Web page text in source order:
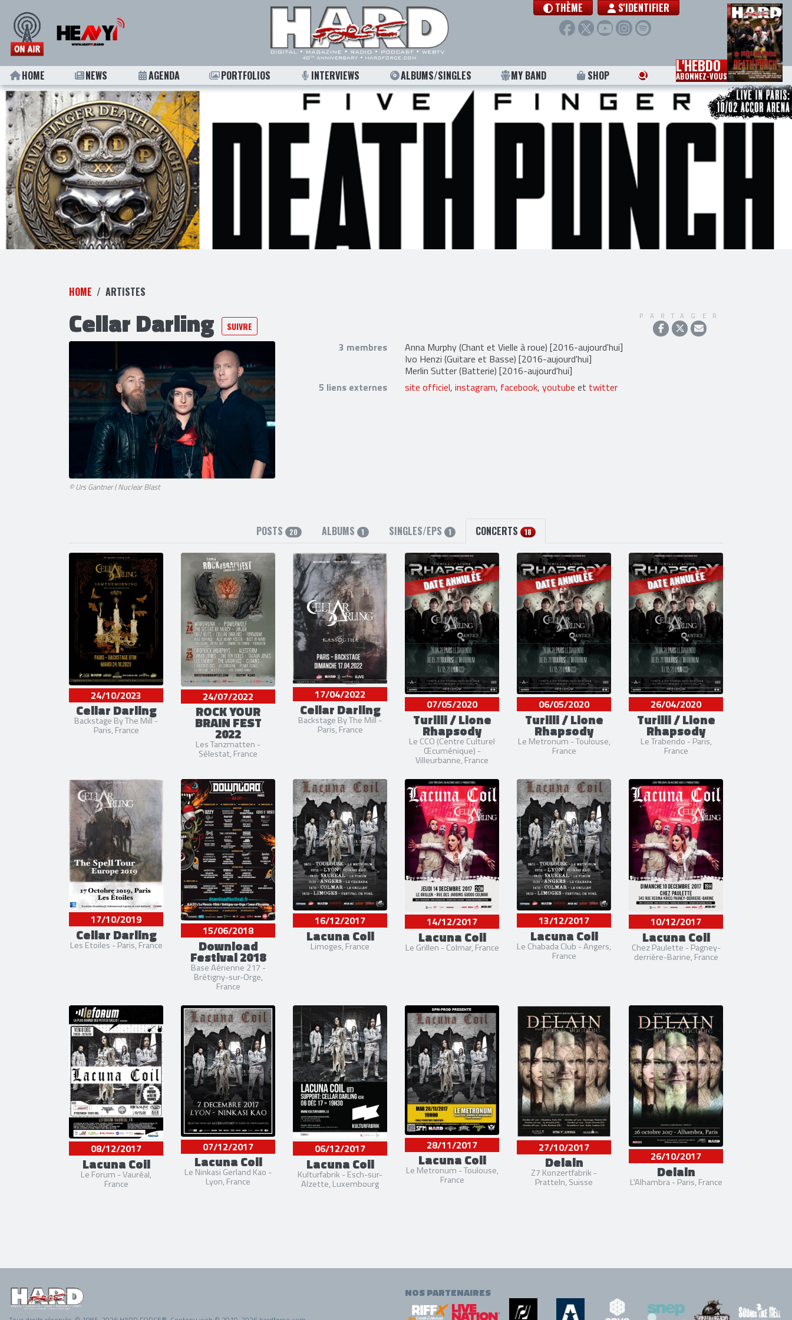
THÈME S'IDENTIFIER
HOME NEWS AGENDA PORTFOLIOS INTERVIEWS ALBUMS/SINGLES MY BAND SHOP L'HEBDO
ABONNEZ-VOUS
HOME ARTISTES
Cellar Darling SUIVRE
PARTAGER
© Urs Gantner | Nuclear Blast
3 membres Anna Murphy(Chant et Vielle à roue) [2016-aujourd'hui]
Ivo Henzi (Guitare et Basse) [2016-aujourd'hui]
Merlin Sutter(Batterie) [2016-aujourd'hui]
5 liens externes
site officiel, instagram, facebook, youtube et twitter
POSTS 20 ALBUMS 1 SINGLES/EPS 1 CONCERTS 18
24/10/2023
Cellar Darling
Backstage By The Mill -
Paris, France
24/07/2022
ROCK YOUR
BRAIN FEST
2022
Les Tanzmatten -
Sélestat, France
17/04/2022
Cellar Darling
Backstage By The Mill -
Paris, France
07/05/2020
Turilli / Lione
Rhapsody
Le CCO (Centre Culturel
Œcuménique) -
Villeurbanne, France
DATE ANNULÉE
06/05/2020
Turilli / Lione
Rhapsody
Le Metronum - Toulouse,
France
DATE ANNULÉE
26/04/2020
Turilli / Lione
Rhapsody
Le Trabendo - Paris,
France
DATE ANNULÉE
17/10/2019
Cellar Darling
Les Etoiles - Paris, France
15/06/2018
Download
Festival 2018
Base Aérienne 217 -
Brétigny-sur-Orge,
France
16/12/2017
Lacuna Coil
Limoges, France
14/12/2017
Lacuna Coil
Le Grillen - Colmar, France
13/12/2017
Lacuna Coil
Le Chabada Club - Angers,
France
10/12/2017
Lacuna Coil
Chez Paulette - Pagney-
derrière-Barine, France
08/12/2017
Lacuna Coil
Le Forum - Vauréal,
France
07/12/2017
Lacuna Coil
Le Ninkasi Gerland Kao -
Lyon, France
06/12/2017
Lacuna Coil
Kulturfabrik - Esch-sur-
Alzette, Luxembourg
28/11/2017
Lacuna Coil
Le Metronum - Toulouse,
France
27/10/2017
Delain
Z7 Konzertfabrik -
Pratteln, Suisse
26/10/2017
Delain
L'Alhambra - Paris, France
NOS PARTENAIRES